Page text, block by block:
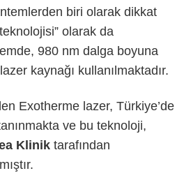
biri olarak dikkat
olarak da
980 nm dalga boyuna
kaynağı kullanılmaktadır.
Exotherme lazer, Türkiye’de
ve bu teknoloji,
Klinik tarafından